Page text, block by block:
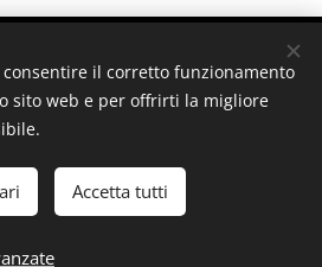
al carrello
(TO) - P. iva: 10161030019
All Rights Reserved
Cookies
il corretto funzionamento
sito web e per offrirti la migliore
Accetta tutti